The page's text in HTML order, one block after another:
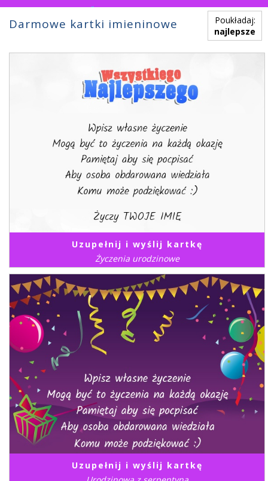
Poukładaj:
najlepsze
Darmowe kartki imieninowe
Uzupełnij i wyślij kartkę
Życzenia urodzinowe
Uzupełnij i wyślij kartkę